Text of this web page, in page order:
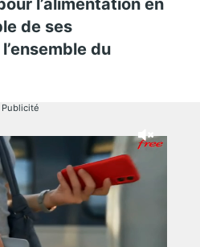
l’alimentation en
de ses
du
Publicité